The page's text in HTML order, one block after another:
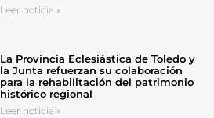
Leer noticia »
La Provincia Eclesiástica de Toledo y
la Junta refuerzan su colaboración
para la rehabilitación del patrimonio
histórico regional
Leer noticia »